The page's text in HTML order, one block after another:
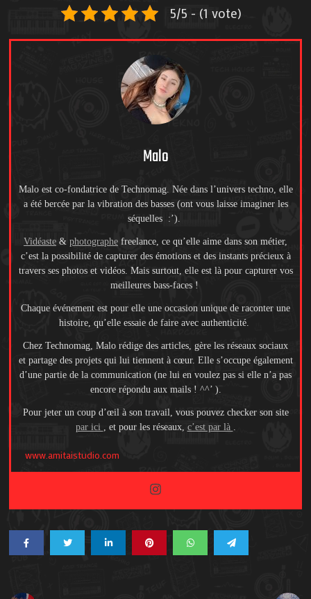
5/5 - (1 vote)
Malo
Malo est co-fondatrice de Technomag. Née dans l’univers techno, elle
a été bercée par la vibration des basses (ont vous laisse imaginer les
séquelles :’).
Vidéaste & photographe freelance, ce qu’elle aime dans son métier,
c’est la possibilité de capturer des émotions et des instants précieux à
travers ses photos et vidéos. Mais surtout, elle est là pour capturer vos
meilleures bass-faces !
Chaque événement est pour elle une occasion unique de raconter une
histoire, qu’elle essaie de faire avec authenticité.
Chez Technomag, Malo rédige des articles, gère les réseaux sociaux
et partage des projets qui lui tiennent à cœur. Elle s’occupe également
d’une partie de la communication (ne lui en voulez pas si elle n’a pas
encore répondu aux mails ! ^^’ ).
Pour jeter un coup d’œil à son travail, vous pouvez checker son site
par ici , et pour les réseaux, c’est par là .
www.amitaistudio.com